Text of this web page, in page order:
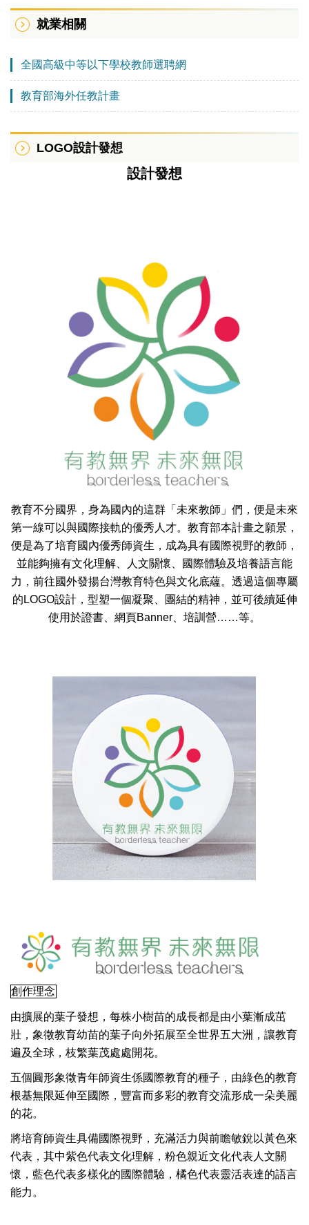
就業相關
全國高級中等以下學校教師選聘網
教育部海外任教計畫
LOGO設計發想
設計發想
教育不分國界，身為國內的這群「未來教師」們，便是未來
第一線可以與國際接軌的優秀人才。教育部本計畫之願景，
便是為了培育國內優秀師資生，成為具有國際視野的教師，
並能夠擁有文化理解、人文關懷、國際體驗及培養語言能
力，前往國外發揚台灣教育特色與文化底蘊。透過這個專屬
的LOGO設計，型塑一個凝聚、團結的精神，並可後續延伸
使用於證書、網頁Banner、培訓營……等。
創作理念
由擴展的葉子發想，每株小樹苗的成長都是由小葉漸成茁
壯，象徵教育幼苗的葉子向外拓展至全世界五大洲，讓教育
遍及全球，枝繁葉茂處處開花。
五個圓形象徵青年師資生係國際教育的種子，由綠色的教育
根基無限延伸至國際，豐富而多彩的教育交流形成一朵美麗
的花。
將培育師資生具備國際視野，充滿活力與前瞻敏銳以黃色來
代表，其中紫色代表文化理解，粉色親近文化代表人文關
懷，藍色代表多樣化的國際體驗，橘色代表靈活表達的語言
能力。